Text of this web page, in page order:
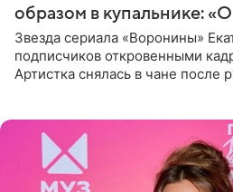
образом в купальнике:
Звезда сериала «Воронины»
подписчиков откровенными
Артистка снялась в чане после